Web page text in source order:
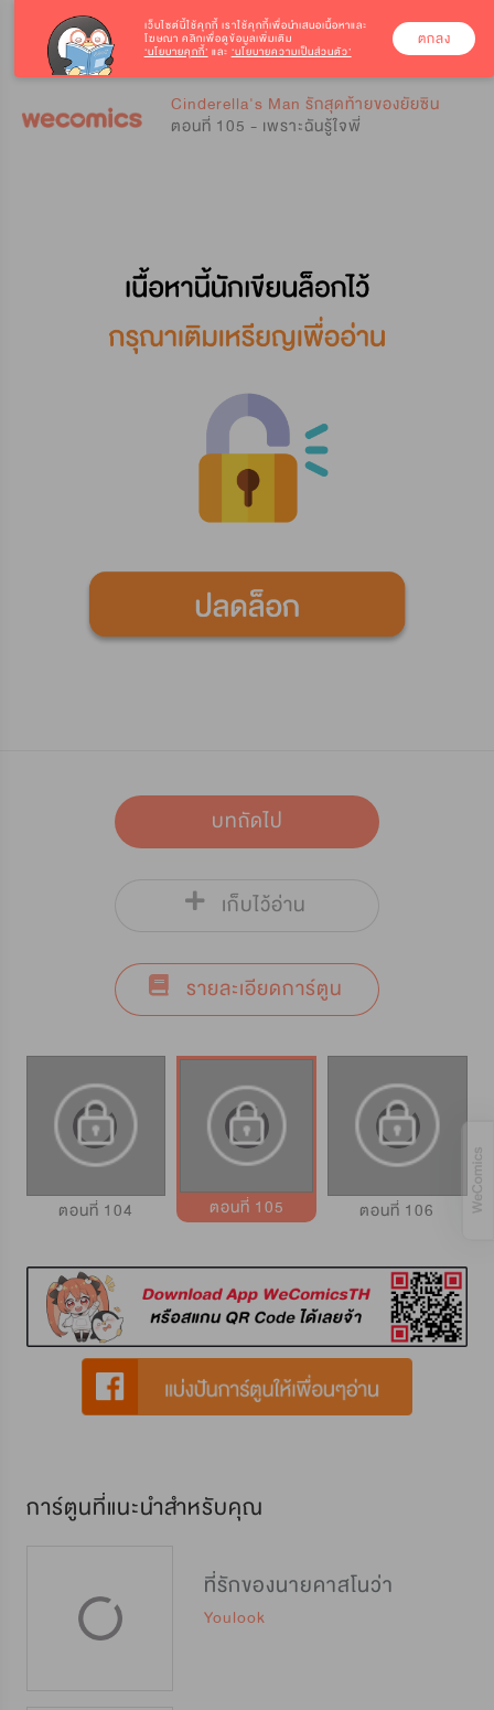
Cinderella's Man รักสุดท้ายของยัยซิน
ตอนที่ 105 - เพราะฉันรู้ใจพี่
บทถัดไป
เก็บไว้อ่าน
รายละเอียดการ์ตูน
ตอนที่ 104 ตอนที่ 105 ตอนที่ 106
การ์ตูนที่แนะนำสำหรับคุณ
ที่รักของนายคาสโนว่า
Youlook
เว็บไซต์นี้ใช้คุกกี้ เราใช้คุกกี้เพื่อนำเสนอเนื้อหาและ
โฆษณา คลิกเพื่อดูข้อมูลเพิ่มเติม
‘นโยบายคุกกี้’ และ ‘นโยบายความเป็นส่วนตัว’
ตกลง